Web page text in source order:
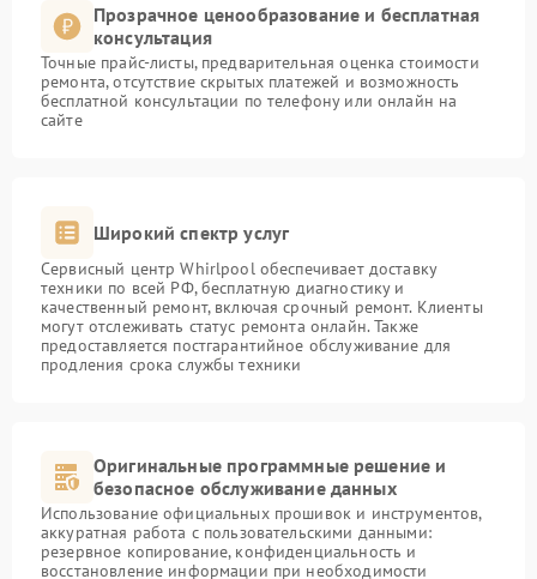
Прозрачное ценообразование и бесплатная
консультация
Точные прайс-листы, предварительная оценка стоимости
ремонта, отсутствие скрытых платежей и возможность
бесплатной консультации по телефону или онлайн на
сайте
Широкий спектр услуг
Сервисный центр Whirlpool обеспечивает доставку
техники по всей РФ, бесплатную диагностику и
качественный ремонт, включая срочный ремонт. Клиенты
могут отслеживать статус ремонта онлайн. Также
предоставляется постгарантийное обслуживание для
продления срока службы техники
Оригинальные программные решение и
безопасное обслуживание данных
Использование официальных прошивок и инструментов,
аккуратная работа с пользовательскими данными:
резервное копирование, конфиденциальность и
восстановление информации при необходимости